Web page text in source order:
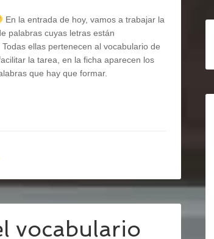
En la entrada de hoy, vamos a trabajar la
palabras cuyas letras están
ellas pertenecen al vocabulario de
la tarea, en la ficha aparecen los
que hay que formar.
vocabulario